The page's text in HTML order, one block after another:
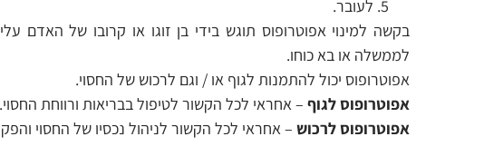
לעובר.
בקשה למינוי אפוטרופוס תוגש בידי בן זוגו או קרובו של האדם
לממשלה או בא כוחו.
אפוטרופוס יכול להתמנות לגוף או / וגם לרכוש של החסוי.
אפוטרופוס לגוף – אחראי לכל הקשור לטיפול בבריאות ורווחת החסוי.
אפוטרופוס לרכוש – אחראי לכל הקשור לניהול נכסיו של החסוי